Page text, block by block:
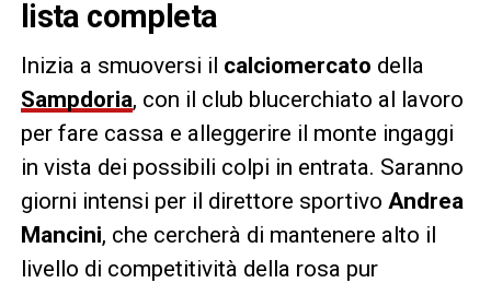
lista completa
Inizia a smuoversi il calciomercato della
Sampdoria, con il club blucerchiato al lavoro
per fare cassa e alleggerire il monte ingaggi
in vista dei possibili colpi in entrata. Saranno
giorni intensi per il direttore sportivo Andrea
Mancini, che cercherà di mantenere alto il
livello di competitività della rosa pur